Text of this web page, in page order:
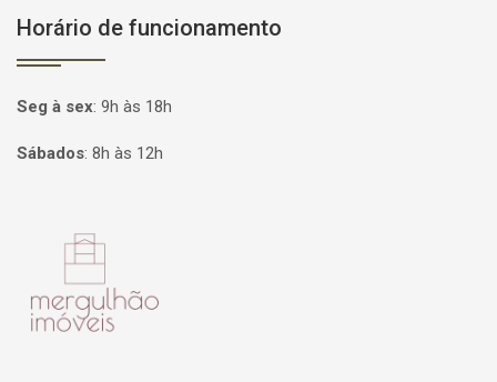
Horário de funcionamento
Seg à sex: 9h às 18h
Sábados: 8h às 12h